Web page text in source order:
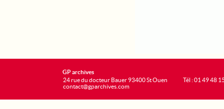
GP archives
24 rue du docteur Bauer 93400 St Ouen
contact@gparchives.com
Tél : 01 49 48